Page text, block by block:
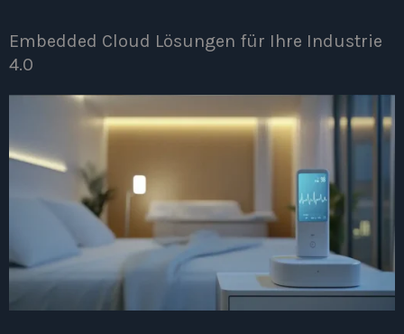
Embedded Cloud Lösungen für Ihre Industrie
4.0